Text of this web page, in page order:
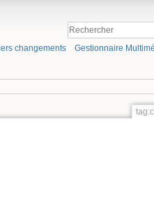
changements Gestionnaire